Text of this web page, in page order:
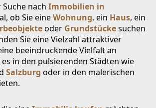
nach Immobilien in
ob Sie eineWohnung, ein Haus, ein
oder Grundstückesuchen
Sie eine Vielzahl attraktiver
beeindruckende Vielfalt an
in den pulsierenden Städten wie
Salzburg oder in den malerischen